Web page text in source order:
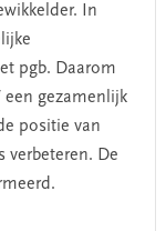
In
pgb. Daarom
een gezamenlijk
positie van
verbeteren. De